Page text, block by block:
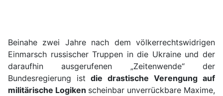
Beinahe zwei Jahre nach dem völkerrechtswidrigen
Einmarsch russischer Truppen in die Ukraine und der
daraufhin ausgerufenen „Zeitenwende“ der
Bundesregierung ist die drastische Verengung auf
militärische Logiken scheinbar unverrückbare Maxime,